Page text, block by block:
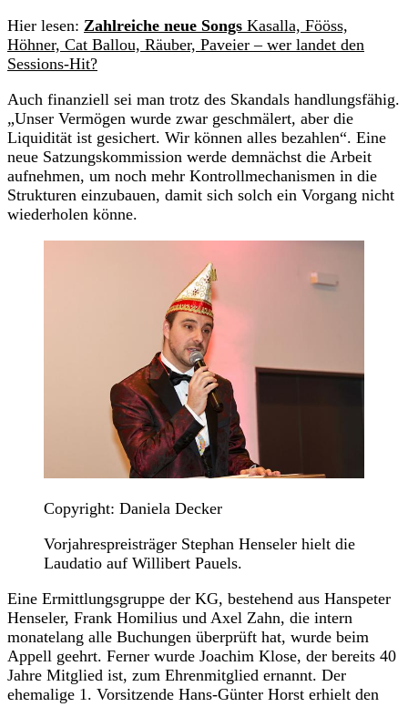
Hier lesen: Zahlreiche neue Songs Kasalla, Fööss,
Höhner, Cat Ballou, Räuber, Paveier – wer landet den
Sessions-Hit?
Auch finanziell sei man trotz des Skandals handlungsfähig.
„Unser Vermögen wurde zwar geschmälert, aber die
Liquidität ist gesichert. Wir können alles bezahlen“. Eine
neue Satzungskommission werde demnächst die Arbeit
aufnehmen, um noch mehr Kontrollmechanismen in die
Strukturen einzubauen, damit sich solch ein Vorgang nicht
wiederholen könne.
Copyright: Daniela Decker
Vorjahrespreisträger Stephan Henseler hielt die
Laudatio auf Willibert Pauels.
Eine Ermittlungsgruppe der KG, bestehend aus Hanspeter
Henseler, Frank Homilius und Axel Zahn, die intern
monatelang alle Buchungen überprüft hat, wurde beim
Appell geehrt. Ferner wurde Joachim Klose, der bereits 40
Jahre Mitglied ist, zum Ehrenmitglied ernannt. Der
ehemalige 1. Vorsitzende Hans-Günter Horst erhielt den